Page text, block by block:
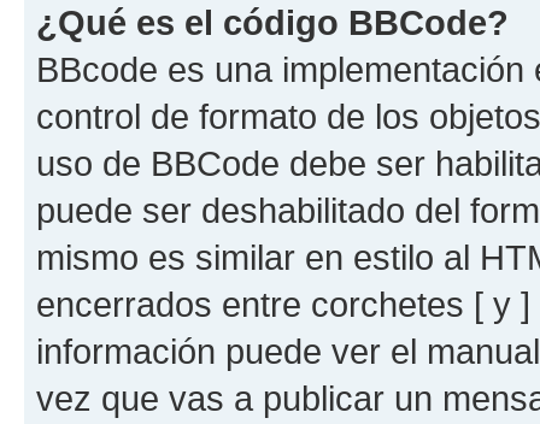
¿Qué es el código BBCode?
BBcode es una
control de formato de los
uso de BBCode debe ser
puede ser deshabilitado del
mismo es similar en estilo al
encerrados entre corchetes [ y
información puede ver el
vez que vas a publicar un